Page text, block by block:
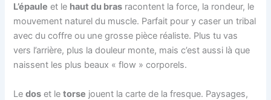
L’épaule et le haut du bras racontent la force, la rondeur, le
mouvement naturel du muscle. Parfait pour y caser un tribal
avec du coffre ou une grosse pièce réaliste. Plus tu vas
vers l’arrière, plus la douleur monte, mais c’est aussi là que
naissent les plus beaux « flow » corporels.
Ledos et letorse jouent la carte de la fresque. Paysages,